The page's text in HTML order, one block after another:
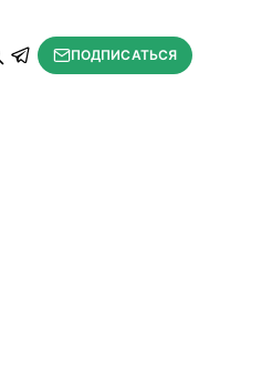
ПОДПИСАТЬСЯ